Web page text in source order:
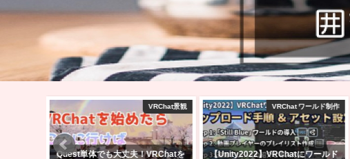
VRChat ワールド制作
【Unity2022】VRChatにワールド
amazon
2025年Amazonブラックフライデ